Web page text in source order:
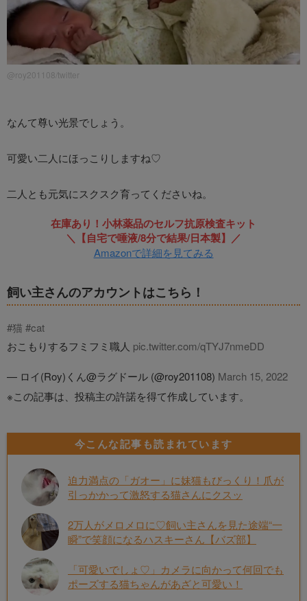
@roy201108/twitter
なんて尊い光景でしょう。
可愛い二人にほっこりしますね♡
二人とも元気にスクスク育ってくださいね。
在庫あり！小林薬品のセルフ抗原検査キット
＼【自宅で唾液/8分で結果/日本製】／
Amazonで詳細を見てみる
飼い主さんのアカウントはこちら！
#猫 #cat
おこもりするフミフミ職人 pic.twitter.com/qTYJ7nmeDD
— ロイ(Roy)くん@ラグドール (@roy201108) March 15, 2022
※この記事は、投稿主の許諾を得て作成しています。
今こんな記事も読まれています
迫力満点の「ガオー」に妹猫もびっくり！爪が
引っかかって激怒する猫さんにクスッ
2万人がメロメロに♡飼い主さんを見た途端“一
瞬”で笑顔になるハスキーさん【バズ部】
「可愛いでしょ♡」カメラに向かって何回でも
ポーズする猫ちゃんがあざと可愛い！